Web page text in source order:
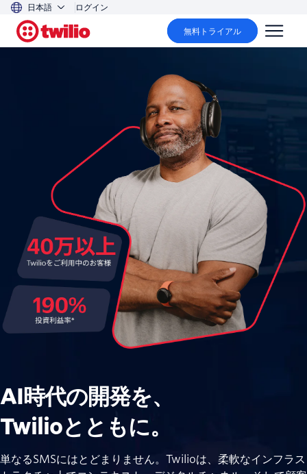
日本語 ログイン
無料トライアル
AI時代の開発を、
Twilioとともに。
単なるSMSにはとどまりません。Twilioは、柔軟なインフラス